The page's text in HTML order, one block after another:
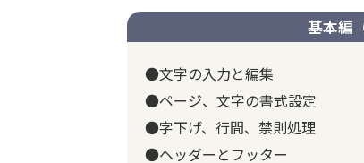
基本編
●文字の入力と編集
●ページ、文字の書式設定
●字下げ、行間、禁則処理
●ヘッダーとフッター